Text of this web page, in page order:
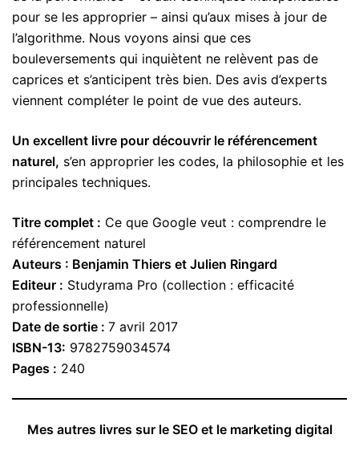
pour se les approprier – ainsi qu’aux mises à jour de
l’algorithme. Nous voyons ainsi que ces
bouleversements qui inquiètent ne relèvent pas de
caprices et s’anticipent très bien. Des avis d’experts
viennent compléter le point de vue des auteurs.
Un excellent livre pour découvrir le référencement
naturel, s’en approprier les codes, la philosophie et les
principales techniques.
Titre complet : Ce que Google veut : comprendre le
référencement naturel
Auteurs : Benjamin Thiers et Julien Ringard
Editeur : Studyrama Pro (collection : efficacité
professionnelle)
Date de sortie : 7 avril 2017
ISBN-13: 9782759034574
Pages : 240
Mes autres livres sur le SEO et le marketing digital